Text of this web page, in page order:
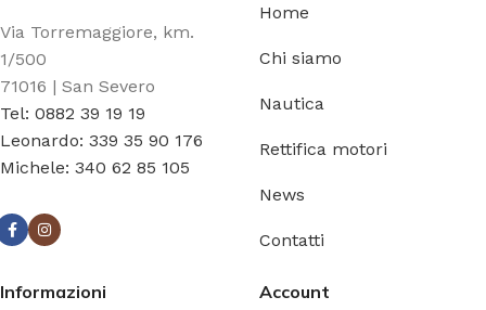
Via Torremaggiore, km.
1/500
71016 | San Severo
Tel: 0882 39 19 19
Leonardo: 339 35 90 176
Michele: 340 62 85 105
Home
Chi siamo
Nautica
Rettifica motori
News
Contatti
Informazioni Account